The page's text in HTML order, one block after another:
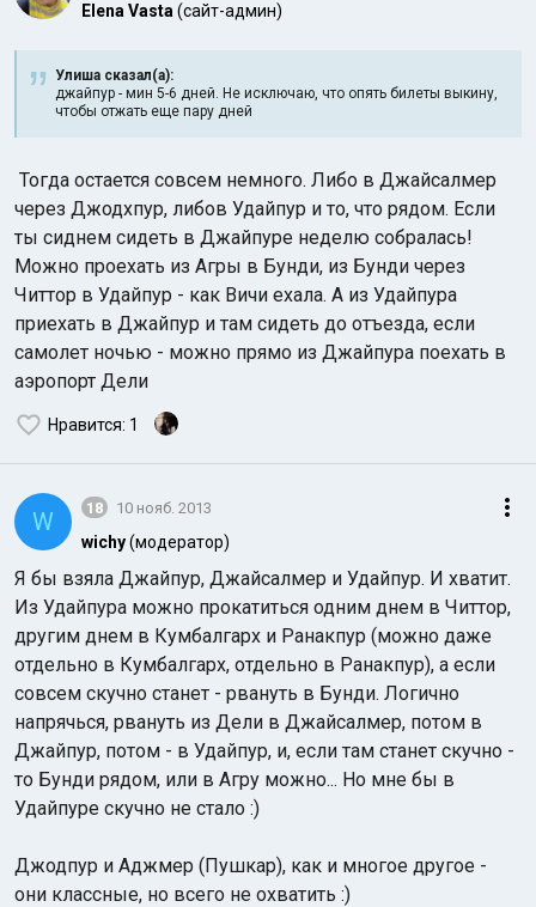
Elena Vasta (сайт-админ)
Улиша сказал(а):
джайпур - мин 5-6 дней. Не исключаю, что опять билеты выкину,
чтобы отжать еще пару дней
Тогда остается совсем немного. Либо в Джайсалмер
через Джодхпур, либов Удайпур и то, что рядом. Если
ты сиднем сидеть в Джайпуре неделю собралась!
Можно проехать из Агры в Бунди, из Бунди через
Читтор в Удайпур - как Вичи ехала. А из Удайпура
приехать в Джайпур и там сидеть до отъезда, если
самолет ночью - можно прямо из Джайпура поехать в
аэропорт Дели
Нравится: 1
W 18 10 нояб. 2013
wichy(модератор)
Я бы взяла Джайпур, Джайсалмер и Удайпур. И хватит.
Из Удайпура можно прокатиться одним днем в Читтор,
другим днем в Кумбалгарх и Ранакпур (можно даже
отдельно в Кумбалгарх, отдельно в Ранакпур), а если
совсем скучно станет - рвануть в Бунди. Логично
напрячься, рвануть из Дели в Джайсалмер, потом в
Джайпур, потом - в Удайпур, и, если там станет скучно -
то Бунди рядом, или в Агру можно... Но мне бы в
Удайпуре скучно не стало :)
Джодпур и Аджмер (Пушкар), как и многое другое -
они классные, но всего не охватить :)